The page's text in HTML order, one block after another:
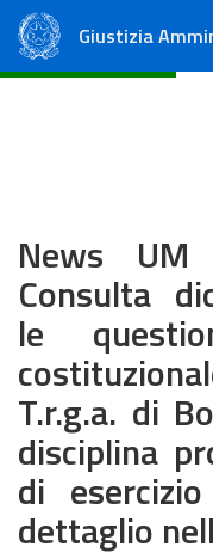
Giustizia
News
Consulta
le
T.r.g.a. di
disciplina
di
dettaglio